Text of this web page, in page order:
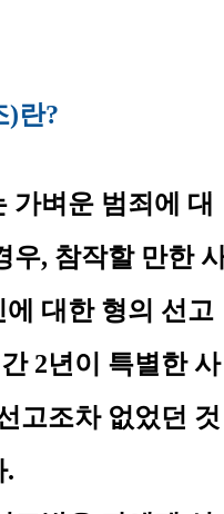
)란?
가벼운 범죄에 대
우, 참작할 만한
대한 형의 선고
2년이 특별한 사
고조차 없었던 것
.